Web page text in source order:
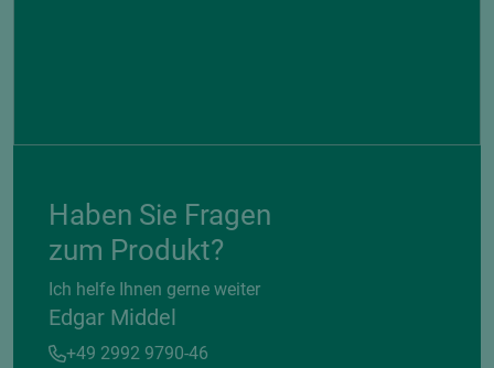
Haben Sie Fragen
zum Produkt?
Ich helfe Ihnen gerne weiter
Edgar Middel
+49 2992 9790-46